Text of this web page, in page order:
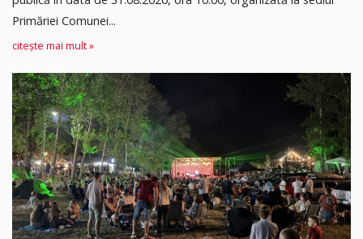
Primăriei Comunei...
citește mai mult »